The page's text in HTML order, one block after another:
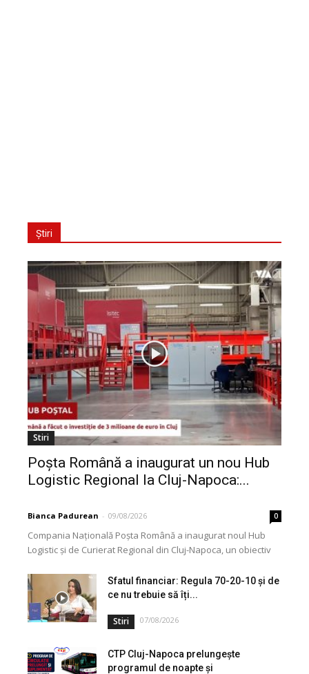
Știri
Stiri
Poșta Română a inaugurat un nou Hub
Logistic Regional la Cluj-Napoca:...
Bianca Padurean - 09/08/2026 0
Compania Națională Poșta Română a inaugurat noul Hub
Logistic și de Curierat Regional din Cluj-Napoca, un obiectiv
Sfatul financiar: Regula 70-20-10 și de
ce nu trebuie să îți...
Stiri 07/08/2026
CTP Cluj-Napoca prelungește
programul de noapte și